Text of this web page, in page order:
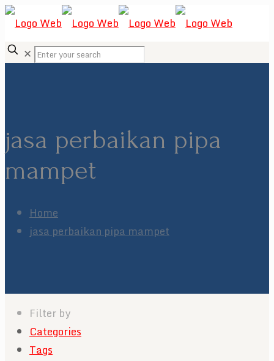
✕
jasa perbaikan pipa
mampet
Home
jasa perbaikan pipa mampet
Filter by
Categories
Tags